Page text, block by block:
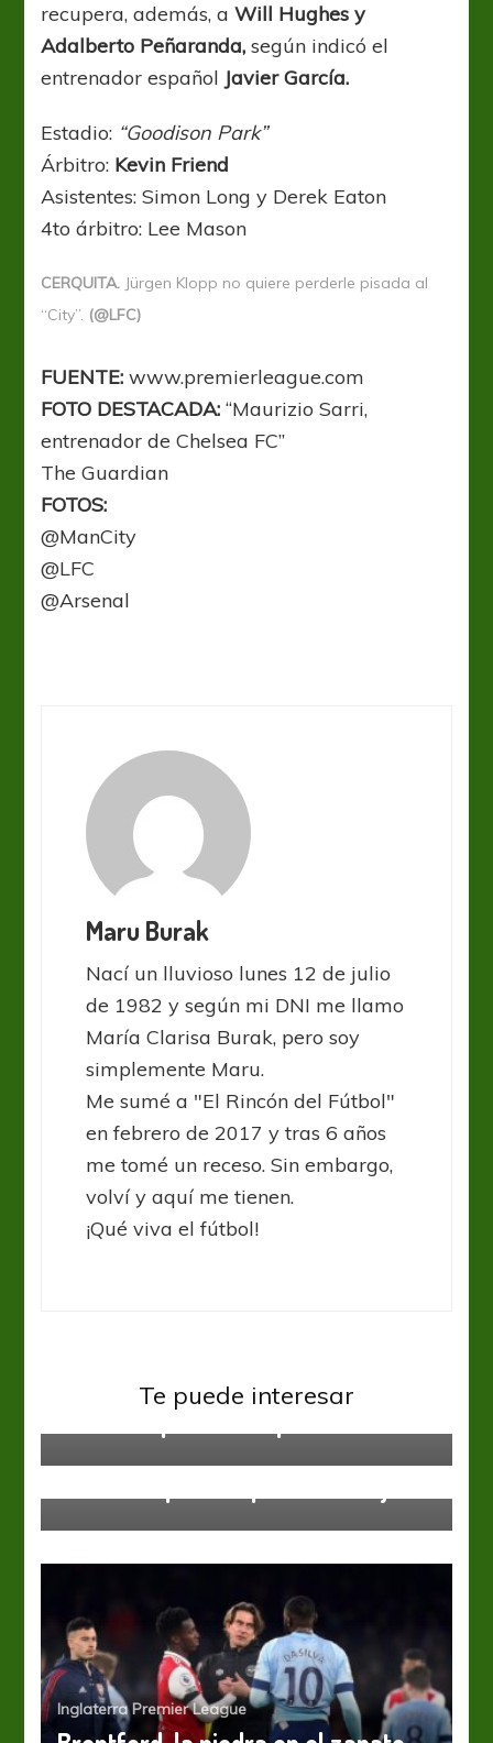
recupera, además, aWill Hughes y
Adalberto Peñaranda, según indicó el
entrenador español Javier García.
Estadio: “Goodison Park”
Árbitro: Kevin Friend
Asistentes: Simon Long y Derek Eaton
4to árbitro: Lee Mason
CERQUITA. Jürgen Klopp no quiere perderle pisada al
“City”. (@LFC)
FUENTE: www.premierleague.com
FOTO DESTACADA: “Maurizio Sarri,
entrenador de Chelsea FC”
The Guardian
FOTOS:
@ManCity
@LFC
@Arsenal
Maru Burak
Nací un lluvioso lunes 12 de julio
de 1982 y según mi DNI me llamo
María Clarisa Burak, pero soy
simplemente Maru.
Me sumé a "El Rincón del Fútbol"
en febrero de 2017 y tras 6 años
me tomé un receso. Sin embargo,
volví y aquí me tienen.
¡Qué viva el fútbol!
Te puede interesar
Inglaterra Premier League
Inglaterra Premier League